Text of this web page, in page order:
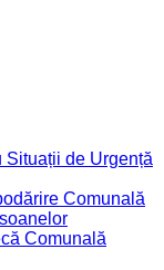
Situații de Urgență
Comunală
Comunală